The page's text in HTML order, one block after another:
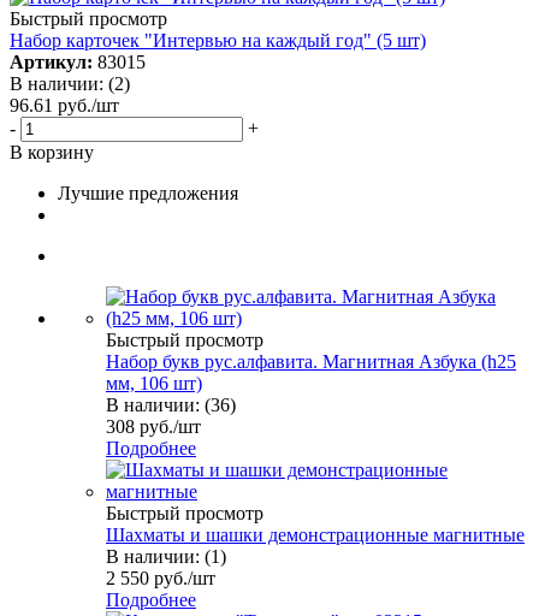
Быстрый просмотр
Набор карточек "Интервью на каждый год" (5 шт)
Артикул: 83015
В наличии: (2)
96.61 руб./шт
-
+
В корзину
Лучшие предложения
Быстрый просмотр
Набор букв рус.алфавита. Магнитная Азбука (h25
мм, 106 шт)
В наличии: (36)
308 руб./шт
Подробнее
Быстрый просмотр
Шахматы и шашки демонстрационные магнитные
В наличии: (1)
2 550 руб./шт
Подробнее